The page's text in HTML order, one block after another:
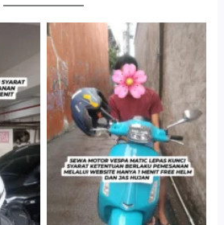
Antar Jemput Kendaraan